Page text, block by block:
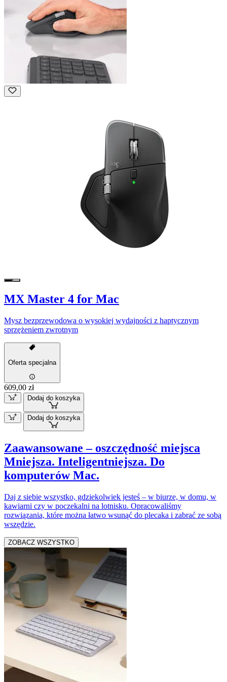
MX Master 4 for Mac
Mysz bezprzewodowa o wysokiej wydajności z haptycznym
sprzężeniem zwrotnym
Oferta specjalna
609,00 zł
Dodaj do koszyka
Dodaj do koszyka
Zaawansowane – oszczędność miejsca
Mniejsza. Inteligentniejsza. Do
komputerów Mac.
Daj z siebie wszystko, gdziekolwiek jesteś – w biurze, w domu, w
kawiarni czy w poczekalni na lotnisku. Opracowaliśmy
rozwiązania, które można łatwo wsunąć do plecaka i zabrać ze sobą
wszędzie.
ZOBACZ WSZYSTKO